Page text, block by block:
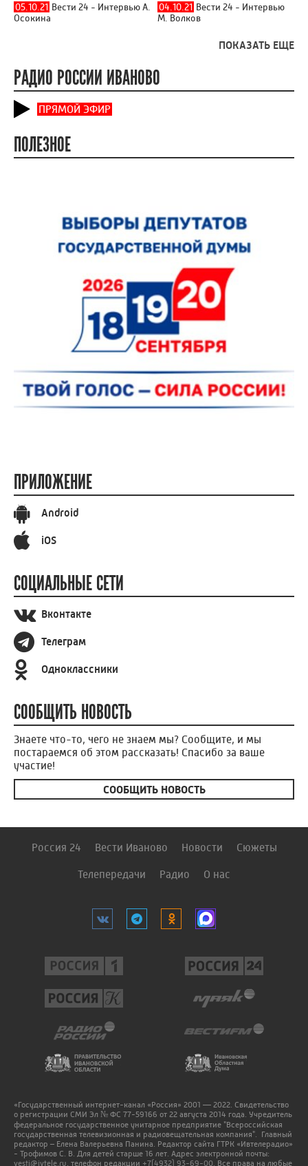
05.10.21 Вести 24 - Интервью А.
Осокина
04.10.21 Вести 24 - Интервью
М. Волков
ПОКАЗАТЬ ЕЩЕ
РАДИО РОССИИ ИВАНОВО
ПРЯМОЙ ЭФИР
ПОЛЕЗНОЕ
ПРИЛОЖЕНИЕ
Android
iOS
СОЦИАЛЬНЫЕ СЕТИ
Вконтакте
Телеграм
Одноклассники
СООБЩИТЬ НОВОСТЬ
Знаете что-то, чего не знаем мы? Сообщите, и мы
постараемся об этом рассказать! Спасибо за ваше
участие!
СООБЩИТЬ НОВОСТЬ
Россия 24 Вести Иваново Новости Сюжеты
Телепередачи Радио О нас
«Государственный интернет-канал «Россия» 2001 — 2022. Свидетельство
о регистрации СМИ Эл № ФС 77-59166 от 22 августа 2014 года. Учредитель
федеральное государственное унитарное предприятие "Всероссийская
государственная телевизионная и радиовещательная компания". Главный
редактор – Елена Валерьевна Панина. Редактор сайта ГТРК «Ивтелерадио»
- Трофимов С. В. Для детей старше 16 лет. Адрес электронной почты:
vesti@ivtele.ru, телефон редакции +7(4932) 93-69-00. Все права на любые